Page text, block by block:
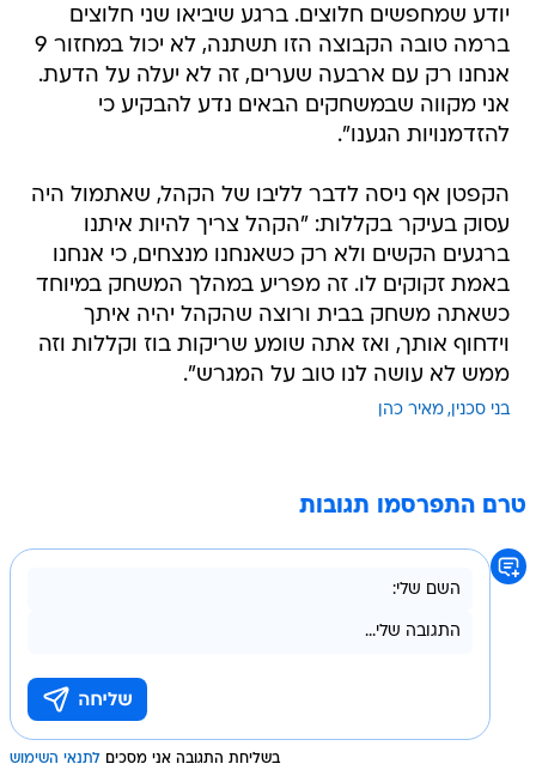
יודע שמחפשים חלוצים. ברגע שיביאו שני חלוצים
ברמה טובה הקבוצה הזו תשתנה, לא יכול במחזור 9
אנחנו רק עם ארבעה שערים, זה לא יעלה על הדעת.
אני מקווה שבמשחקים הבאים נדע להבקיע כי
להזדמנויות הגענו".
הקפטן אף ניסה לדבר לליבו של הקהל, שאתמול היה
עסוק בעיקר בקללות: "הקהל צריך להיות איתנו
ברגעים הקשים ולא רק כשאנחנו מנצחים, כי אנחנו
באמת זקוקים לו. זה מפריע במהלך המשחק במיוחד
כשאתה משחק בבית ורוצה שהקהל יהיה איתך
וידחוף אותך, ואז אתה שומע שריקות בוז וקללות וזה
ממש לא עושה לנו טוב על המגרש".
בני סכנין מאיר כהן
טרם התפרסמו תגובות
בשליחת התגובה אני מסכים לתנאי השימוש